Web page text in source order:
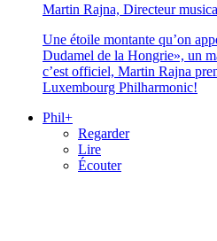
Martin Rajna, Directeur
Une étoile montante qu’on
Dudamel de la Hongrie», un
c’est officiel, Martin Rajna
Luxembourg Philharmonic!
Phil+
Regarder
Lire
Écouter